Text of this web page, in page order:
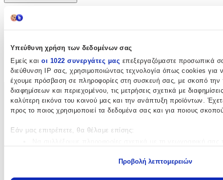
Υπεύθυνη χρήση των δεδομένων σας
Εμείς και οι 1022 συνεργάτες μας επεξεργαζόμαστε προσωπικά
διεύθυνση IP σας, χρησιμοποιώντας τεχνολογία όπως cookies για
έχουμε πρόσβαση σε πληροφορίες στη συσκευή σας, με σκοπό την
διαφημίσεων και περιεχομένου, τις μετρήσεις σχετικά με
καλύτερη εικόνα του κοινού μας και την ανάπτυξη προϊόντων.
προς το ποιος χρησιμοποιεί τα δεδομένα σας και για ποιους
Εάν μας επιτρέπετε, θα θέλαμε επίσης:
Να αναγνωρίσουμε τη συσκευή σας σαρώνοντας ενεργά για
Προβολή λεπτομερειών
Τρόποι πληρωμής
Προστασία αγορών
Άρθρο 39
Δωροκάρτες SHOPFLIX
ΕΞΥΠΗΡΕΤΗΣΗ ΠΕΛΑΤΩΝ